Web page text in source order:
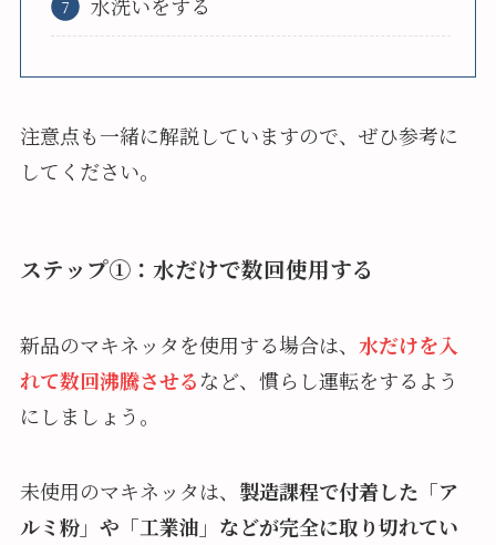
水洗いをする
注意点も一緒に解説していますので、ぜひ参考に
してください。
ステップ①：水だけで数回使用する
新品のマキネッタを使用する場合は、 水だけを入
れて数回沸騰させるなど、慣らし運転をするよう
にしましょう。
未使用のマキネッタは、 製造課程で付着した「ア
ルミ粉」や「工業油」などが完全に取り切れてい